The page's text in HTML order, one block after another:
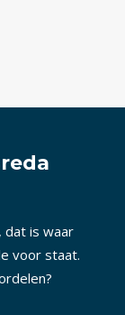
dat is waar
voor staat.